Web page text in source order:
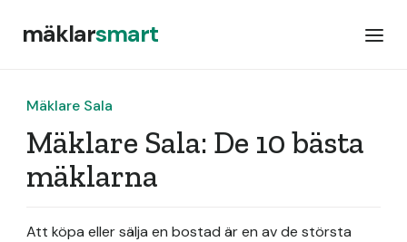
mäklarsmart
Mäklare Sala
Mäklare Sala: De 10 bästa
mäklarna
Att köpa eller sälja en bostad är en av de största